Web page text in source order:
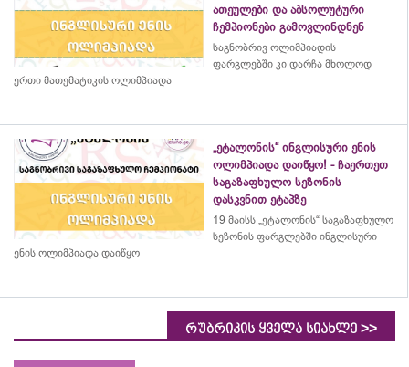
ათეულები და აბსოლუტური
ჩემპიონები გამოვლინდნენ
საგნობრივ ოლიმპიადის
ფარგლებში კი დარჩა მხოლოდ
ერთი მათემატიკის ოლიმპიადა
„ეტალონის“ ინგლისური ენის
ოლიმპიადა დაიწყო! - ჩაერთეთ
საგაზაფხულო სეზონის
დასკვნით ეტაპზე
19 მაისს „ეტალონის“ საგაზაფხულო
სეზონის ფარგლებში ინგლისური
ენის ოლიმპიადა დაიწყო
რუბრიკის ყველა სიახლე >>